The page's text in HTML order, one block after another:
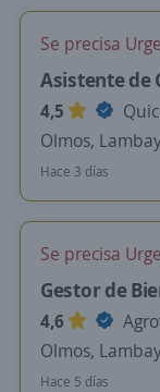
Se precisa
Asistente de
4,5
Olmos,
Hace 3 días
Se precisa
Gestor de
4,6
Olmos,
Hace 5 días